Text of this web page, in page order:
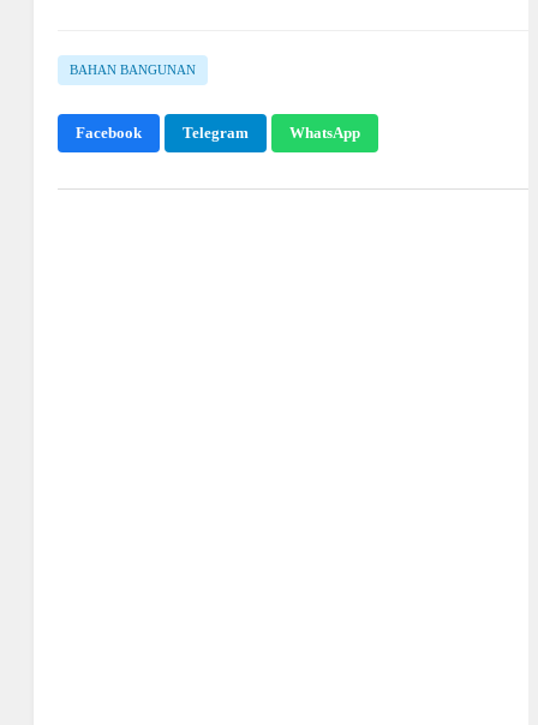
BAHAN BANGUNAN
Facebook Telegram WhatsApp